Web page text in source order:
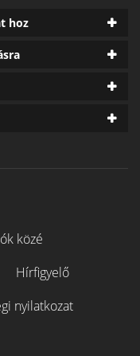
hoz
közé
Hírfigyelő
nyilatkozat